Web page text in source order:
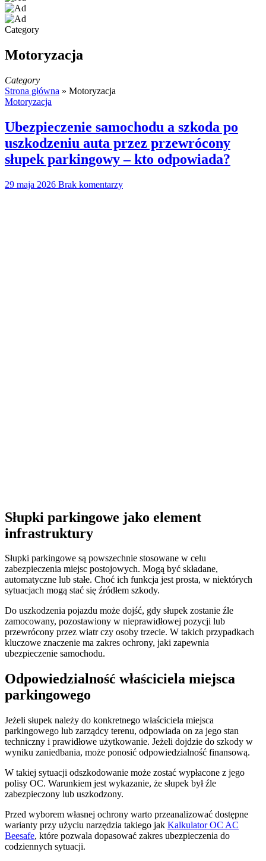
Category
Motoryzacja
Category
Strona główna » Motoryzacja
Motoryzacja
Ubezpieczenie samochodu a szkoda po
uszkodzeniu auta przez przewrócony
słupek parkingowy – kto odpowiada?
29 maja 2026 Brak komentarzy
Słupki parkingowe jako element
infrastruktury
Słupki parkingowe są powszechnie stosowane w celu
zabezpieczenia miejsc postojowych. Mogą być składane,
automatyczne lub stałe. Choć ich funkcja jest prosta, w niektórych
sytuacjach mogą stać się źródłem szkody.
Do uszkodzenia pojazdu może dojść, gdy słupek zostanie źle
zamocowany, pozostawiony w nieprawidłowej pozycji lub
przewrócony przez wiatr czy osoby trzecie. W takich przypadkach
kluczowe znaczenie ma zakres ochrony, jaki zapewnia
ubezpieczenie samochodu.
Odpowiedzialność właściciela miejsca
parkingowego
Jeżeli słupek należy do konkretnego właściciela miejsca
parkingowego lub zarządcy terenu, odpowiada on za jego stan
techniczny i prawidłowe użytkowanie. Jeżeli dojdzie do szkody w
wyniku zaniedbania, może ponosić odpowiedzialność finansową.
W takiej sytuacji odszkodowanie może zostać wypłacone z jego
polisy OC. Warunkiem jest wykazanie, że słupek był źle
zabezpieczony lub uszkodzony.
Przed wyborem własnej ochrony warto przeanalizować dostępne
warianty przy użyciu narzędzia takiego jak Kalkulator OC AC
Beesafe, które pozwala dopasować zakres ubezpieczenia do
codziennych sytuacji.